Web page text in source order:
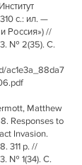
с.: ил. —
Россия») //
№ 2(35). С.
ac1e3a_88da7
Matthew
Responses to
Invasion.
311 p. //
№ 1(34). С.